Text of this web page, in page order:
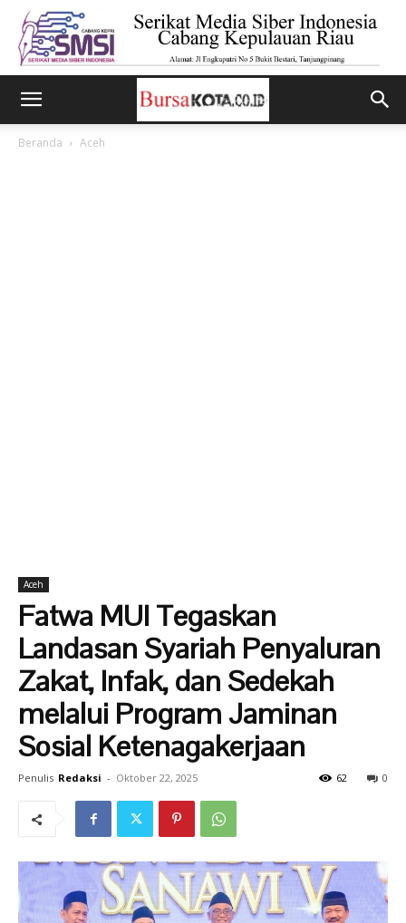
Beranda Aceh
Aceh
Fatwa MUI Tegaskan
Landasan Syariah Penyaluran
Zakat, Infak, dan Sedekah
melalui Program Jaminan
Sosial Ketenagakerjaan
Penulis Redaksi - Oktober 22, 2025 0
62